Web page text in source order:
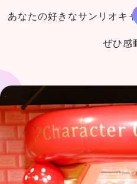
あなたの好きなサンリオキ
ぜひ感